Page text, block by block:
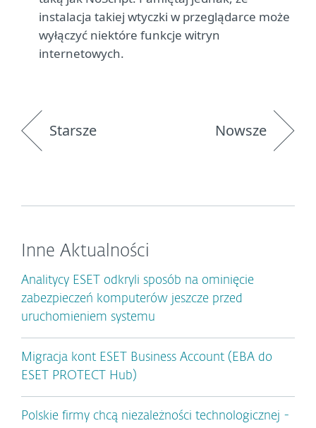
instalacja takiej wtyczki w przeglądarce może
wyłączyć niektóre funkcje witryn
internetowych.
Starsze Nowsze
Inne Aktualności
Analitycy ESET odkryli sposób na ominięcie
zabezpieczeń komputerów jeszcze przed
uruchomieniem systemu
Migracja kont ESET Business Account (EBA do
ESET PROTECT Hub)
Polskie firmy chcą niezależności technologicznej -